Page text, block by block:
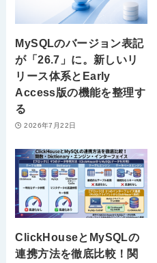
MySQLのバージョン表記
が「26.7」に。新しいリ
リース体系とEarly
Access版の機能を整理す
る
2026年7月22日
ClickHouseとMySQLの
連携方法を徹底比較！関